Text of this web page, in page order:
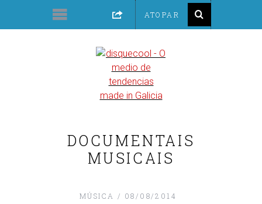
DOCUMENTAIS
MUSICAIS
MÚSICA 08/08/2014